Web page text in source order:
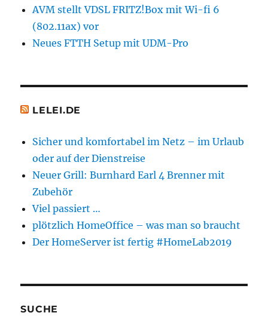
AVM stellt VDSL FRITZ!Box mit Wi-fi 6
(802.11ax) vor
Neues FTTH Setup mit UDM-Pro
LELEI.DE
Sicher und komfortabel im Netz – im Urlaub
oder auf der Dienstreise
Neuer Grill: Burnhard Earl 4 Brenner mit
Zubehör
Viel passiert …
plötzlich HomeOffice – was man so braucht
Der HomeServer ist fertig #HomeLab2019
SUCHE